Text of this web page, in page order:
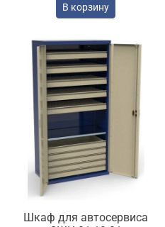
В корзину
Шкаф для автосервиса